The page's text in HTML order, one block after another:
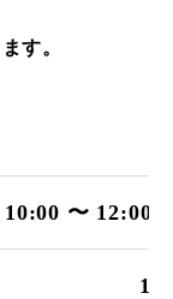
す。
〜 12:00
1日